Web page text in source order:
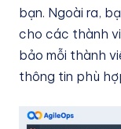
bạn. Ngoài ra,
cho các thành
bảo mỗi thành
thông tin phù